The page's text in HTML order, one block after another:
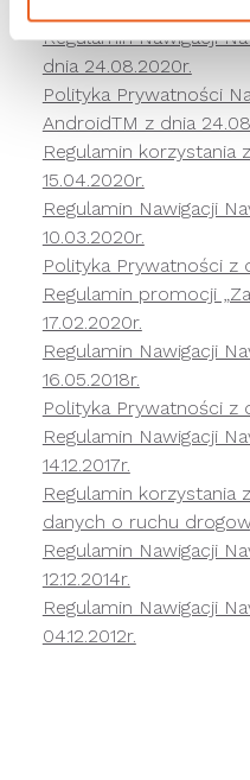
Regulamin Nawigacji
dnia 24.08.2020r.
Polityka Prywatności
AndroidTM z dnia
Regulamin korzystania
15.04.2020r.
Regulamin Nawigacji
10.03.2020r.
Polityka Prywatności z
Regulamin promocji
17.02.2020r.
Regulamin Nawigacji
16.05.2018r.
Polityka Prywatności z
Regulamin Nawigacji
14.12.2017r.
Regulamin korzystania
danych o ruchu
Regulamin Nawigacji
12.12.2014r.
Regulamin Nawigacji
04.12.2012r.